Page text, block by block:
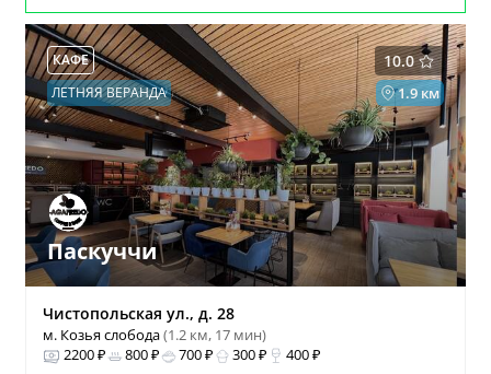
10.0
КАФЕ
1.9 км
ЛЕТНЯЯ ВЕРАНДА
Паскуччи
Чистопольская ул., д. 28
м. Козья слобода(1.2 км, 17 мин)
2200 ₽
800 ₽ 700 ₽ 300 ₽ 400 ₽